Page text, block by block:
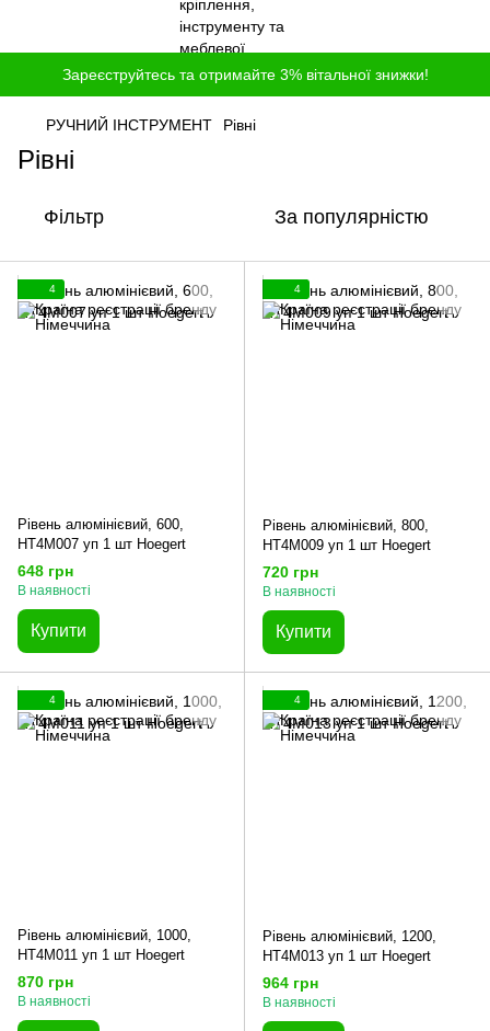
Зареєструйтесь та отримайте 3% вітальної знижки!
РУЧНИЙ ІНСТРУМЕНТ Рівні
Рівні
Фільтр За популярністю
4
Рівень алюмінієвий, 600,
HT4M007 уп 1 шт Hoegert
648 грн
В наявності
Купити
4
Рівень алюмінієвий, 800,
HT4M009 уп 1 шт Hoegert
720 грн
В наявності
Купити
4
Рівень алюмінієвий, 1000,
HT4M011 уп 1 шт Hoegert
870 грн
В наявності
4
Рівень алюмінієвий, 1200,
HT4M013 уп 1 шт Hoegert
964 грн
В наявності